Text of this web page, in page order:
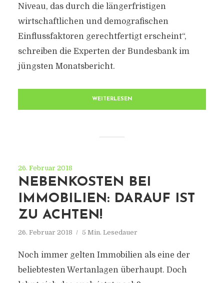
Niveau, das durch die längerfristigen
wirtschaftlichen und demografischen
Einflussfaktoren gerechtfertigt erscheint“,
schreiben die Experten der Bundesbank im
jüngsten Monatsbericht.
WEITERLESEN
26. Februar 2018
NEBENKOSTEN BEI
IMMOBILIEN: DARAUF IST
ZU ACHTEN!
26. Februar 2018 5 Min. Lesedauer
Noch immer gelten Immobilien als eine der
beliebtesten Wertanlagen überhaupt. Doch